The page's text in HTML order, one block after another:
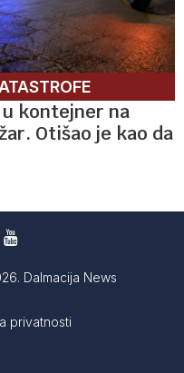
kontejner na
Otišao je kao da
Dalmacija News
privatnosti